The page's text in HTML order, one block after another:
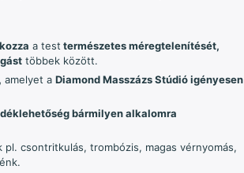
a test természetes méregtelenítését,
többek között.
amelyet a Diamond Masszázs Stúdió igényesen
bármilyen alkalomra
csontritkulás, trombózis, magas vérnyomás,